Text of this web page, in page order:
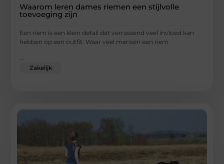
Waarom leren dames riemen een stijlvolle
toevoeging zijn
Een riem is een klein detail dat verrassend veel invloed kan
hebben op een outfit. Waar veel mensen een riem
...
Zakelijk